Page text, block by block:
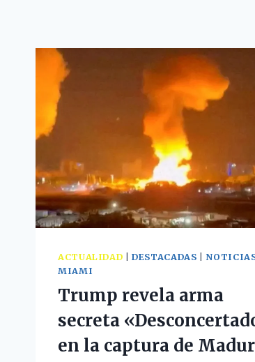
ACTUALIDAD |DESTACADAS
MIAMI
Trump revela arma
secreta
en la captura de